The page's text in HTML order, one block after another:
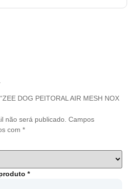
DOG PEITORAL AIR MESH NOX
não será publicado. Campos
com *
*